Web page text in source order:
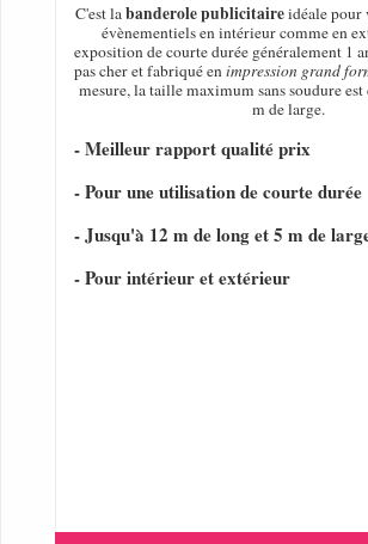
C'est labanderole publicitaireidéale pour
évènementiels en intérieur comme en
exposition de courte durée généralement 1
pas cher et fabriqué enimpression grand
mesure, la taille maximum sans soudure
m de large.
- Meilleur rapport qualité prix
- Pour une utilisation de courte durée
- Jusqu'à 12 m de long et 5 m de
- Pour intérieur et extérieur